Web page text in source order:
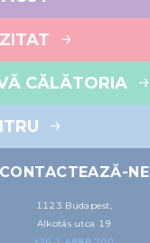
CĂLĂTORIA
CONTACTEAZĂ-NE
1123 Budapest,
Alkotás utca 19